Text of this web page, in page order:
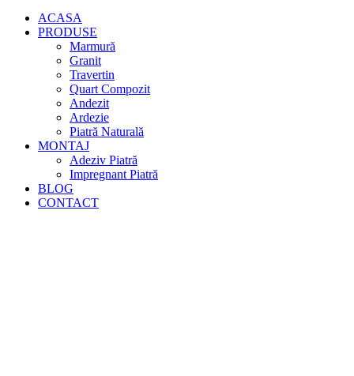
ACASA
PRODUSE
Marmură
Granit
Travertin
Quart Compozit
Andezit
Ardezie
Piatră Naturală
MONTAJ
Adeziv Piatră
Impregnant Piatră
BLOG
CONTACT